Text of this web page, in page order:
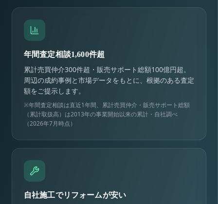
年間査定相談1,600件超
累計売買仲介300件超・販売サポート総額100億円超。
周辺の成約事例と市場データをもとに、根拠のある査定
額をご提示します。
※年間査定相談は直近1年間、累計売買仲介・販売サポート総額
（累計取扱高）は2013年の事業開始以来の累計・自社調べ
（2026年7月時点）
自社施工でリフォームが安い